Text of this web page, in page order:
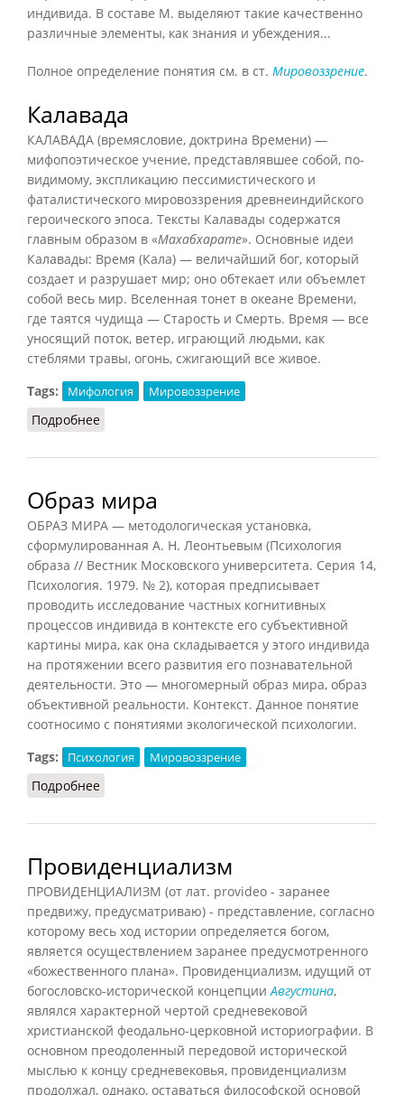
индивида. В составе М. выделяют такие качественно
различные элементы, как знания и убеждения...
Полное определение понятия см. в ст. Мировоззрение.
Калавада
КАЛАВАДА (времясловие, доктрина Времени) —
мифопоэтическое учение, представлявшее собой, по-
видимому, экспликацию пессимистического и
фаталистического мировоззрения древнеиндийского
героического эпоса. Тексты Калавады содержатся
главным образом в «Махабхарате». Основные идеи
Калавады: Время (Кала) — величайший бог, который
создает и разрушает мир; оно обтекает или объемлет
собой весь мир. Вселенная тонет в океане Времени,
где таятся чудища — Старость и Смерть. Время — все
уносящий поток, ветер, играющий людьми, как
стеблями травы, огонь, сжигающий все живое.
Tags:
Мифология Мировоззрение
Подробнее
Образ мира
ОБРАЗ МИРА — методологическая установка,
сформулированная А. Н. Леонтьевым (Психология
образа // Вестник Московского университета. Серия 14,
Психология. 1979. № 2), которая предписывает
проводить исследование частных когнитивных
процессов индивида в контексте его субъективной
картины мира, как она складывается у этого индивида
на протяжении всего развития его познавательной
деятельности. Это — многомерный образ мира, образ
объективной реальности. Контекст. Данное понятие
соотносимо с понятиями экологической психологии.
Tags:
Психология Мировоззрение
Подробнее
Провиденциализм
ПРОВИДЕНЦИАЛИЗМ (от лат. provideo - заранее
предвижу, предусматриваю) - представление, согласно
которому весь ход истории определяется богом,
является осуществлением заранее предусмотренного
«божественного плана». Провиденциализм, идущий от
богословско-исторической концепции Августина,
являлся характерной чертой средневековой
христианской феодально-церковной историографии. В
основном преодоленный передовой исторической
мыслью к концу средневековья, провиденциализм
продолжал, однако, оставаться философской основой